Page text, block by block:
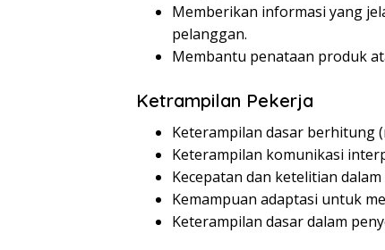
Memberikan informasi yang
pelanggan.
Membantu penataan produk
Ketrampilan Pekerja
Keterampilan dasar berhitung
Keterampilan komunikasi
Kecepatan dan ketelitian
Kemampuan adaptasi untuk
Keterampilan dasar dalam